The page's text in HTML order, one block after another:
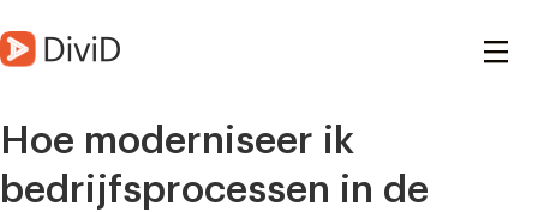
Hoe moderniseer ik
bedrijfsprocessen in de